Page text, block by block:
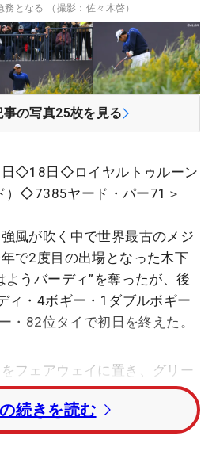
となる （撮影：佐々木啓）
事の写真25枚を見る
◇18日◇ロイヤルトゥルーン
）◇7385ヤード・パー71＞
風が吹く中で世界最古のメジ
で2度目の出場となった木下
ようバーディ”を奪ったが、後
ィ・4ボギー・1ダブルボギー
・82位タイで初日を終えた。
フェアウェイに置き、グリー
ていた。だが、後半は風と気
のゴルフとなった。「スター
すけど、そこからはなかなか
続きを読む